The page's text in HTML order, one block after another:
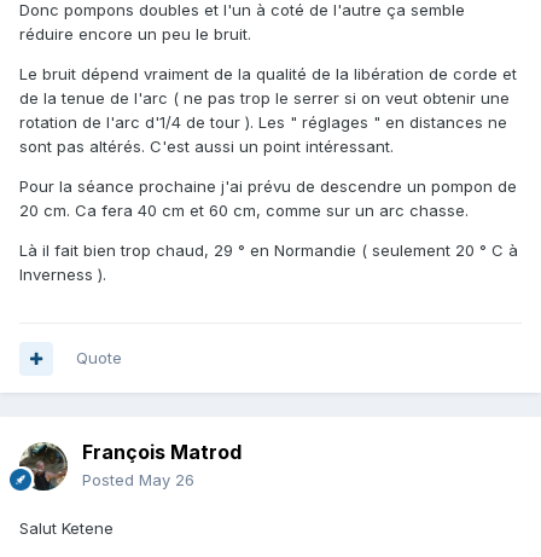
Donc pompons doubles et l'un à coté de l'autre ça semble
réduire encore un peu le bruit.
Le bruit dépend vraiment de la qualité de la libération de corde et
de la tenue de l'arc ( ne pas trop le serrer si on veut obtenir une
rotation de l'arc d'1/4 de tour ). Les " réglages " en distances ne
sont pas altérés. C'est aussi un point intéressant.
Pour la séance prochaine j'ai prévu de descendre un pompon de
20 cm. Ca fera 40 cm et 60 cm, comme sur un arc chasse.
Là il fait bien trop chaud, 29 ° en Normandie ( seulement 20 ° C à
Inverness ).
Quote
François Matrod
Posted May 26
Salut Ketene